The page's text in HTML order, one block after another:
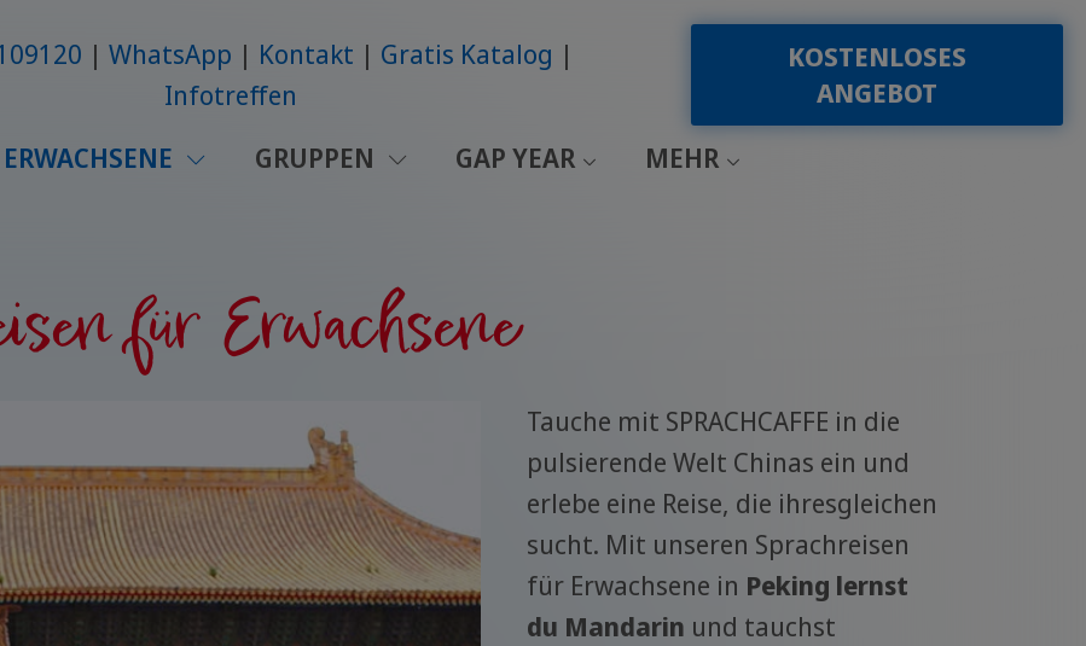
WhatsApp Kontakt
Gratis Katalog
Infotreffen
KOSTENLOSES
ANGEBOT
ERWACHSENE GRUPPEN GAP YEAR MEHR
für Erwachsene
Tauche mit SPRACHCAFFE in die
pulsierende Welt Chinas ein und
erlebe eine Reise, die ihresgleichen
sucht. Mit unseren Sprachreisen
für Erwachsene in Peking lernst
du Mandarin und tauchst